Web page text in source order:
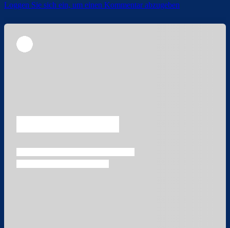
Loggen Sie sich ein, um einen Kommentar abzugeben